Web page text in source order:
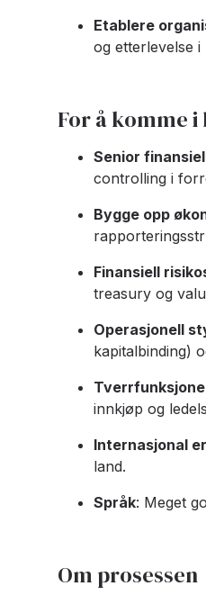
Etablere
og etterlevelse i
For å komme
Senior
controlling i
Bygge opp
Finansiell
treasury og
Operasjonell
kapitalbinding)
innkjøp og
Internasjonal
land.
Språk: Meget
Om prosessen